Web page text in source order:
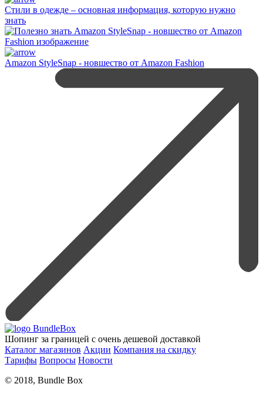
Стили в одежде – основная информация, которую нужно
знать
Amazon StyleSnap - новшество от Amazon Fashion
Шопинг за границей с очень дешевой доставкой
Каталог магазинов Акции Компания на скидку
Тарифы Вопросы Новости
© 2018, Bundle Box